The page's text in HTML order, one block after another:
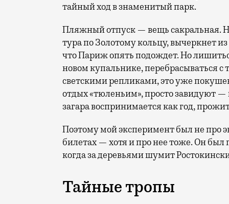
тайный ход в знаменитый парк.
Пляжный отпуск — вещь сакральная.
тура по Золотому кольцу, вычеркнет
что Париж опять подождет. Но
новом купальнике, перебрасываться
светскими репликами, это уже
отдых «тюленьим», просто завидуют —
загара воспринимается как год,
Поэтому мой эксперимент был не про
билетах — хотя и про нее тоже. Он был
когда за деревьями шумит
Тайные тропы